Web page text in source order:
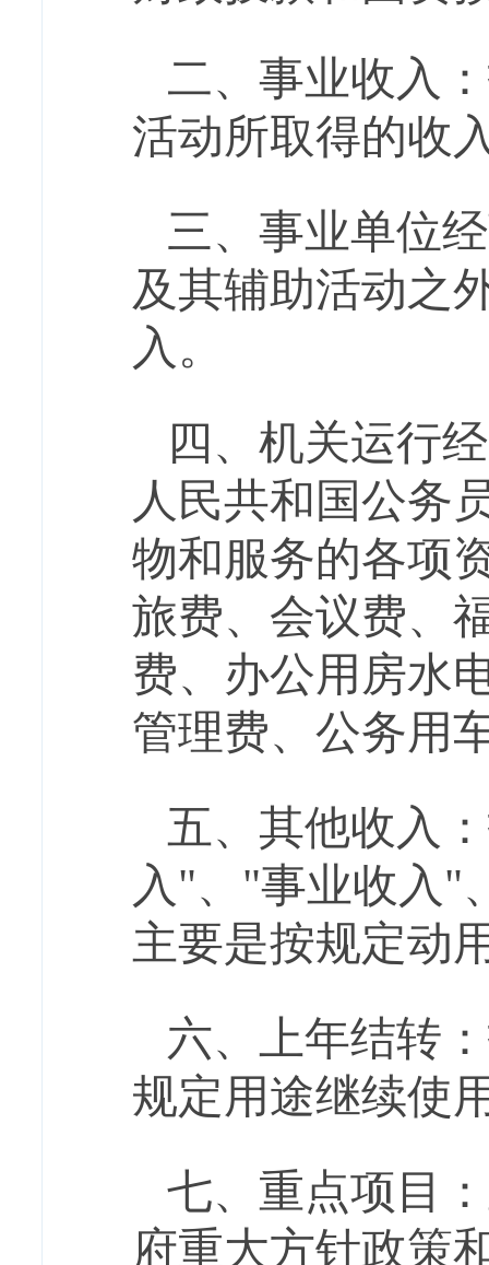
二、事业收入：
活动所取得的收
三、事业单位
及其辅助活动之
入。
四 、 机关运行
人民共和国公务
物和服务的各项
旅费、会议费、
费、办公用房水
管理费、公务用
五、其他收入：
入"、"事业收入"
主要是按规定动
六、上年结转：
规定用途继续使
七、 重点项目：
府重大方针政策